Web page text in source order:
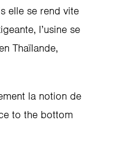
elle se rend vite
l’usine se
Thaïlande,
la notion de
to the bottom